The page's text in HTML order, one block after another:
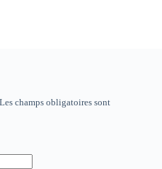
Les champs obligatoires sont